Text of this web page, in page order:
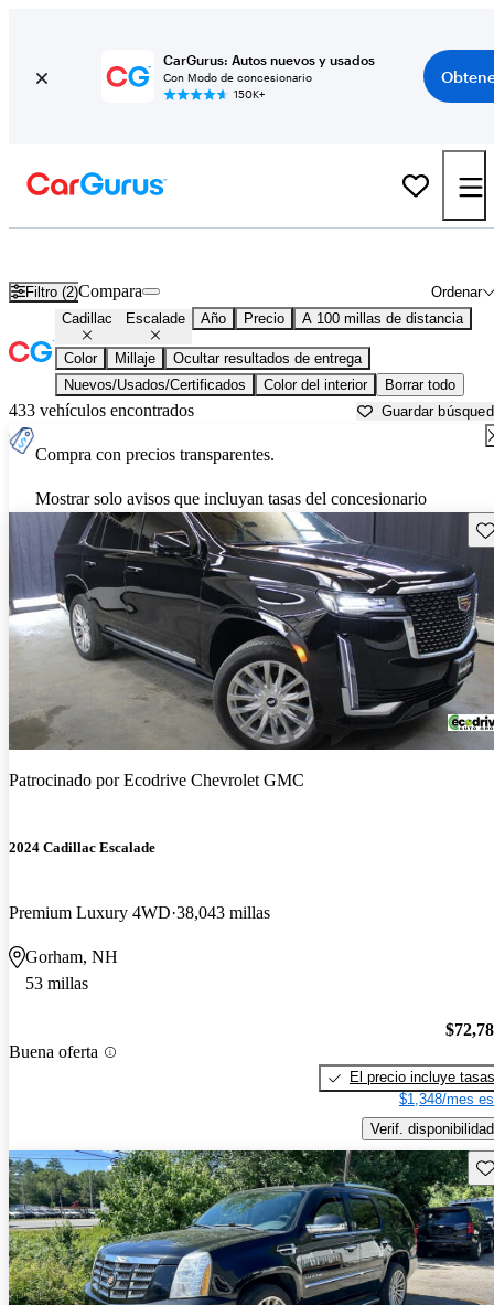
CarGurus: Autos nuevos y usados
Con Modo de concesionario
150K+
Filtro (2) Ordenar
Compara
Cadillac Escalade Año Precio A 100 millas de distancia
Color Millaje
Ocultar resultados de entrega
Nuevos/Usados/Certificados
Color del interior Borrar todo
433 vehículos encontrados Guardar
Compra con precios transparentes.
Mostrar solo avisos que incluyan tasas del concesionario
Patrocinado porEcodrive Chevrolet GMC
2024 Cadillac Escalade
Premium Luxury 4WD 38,043 millas
Gorham, NH
53 millas
Buena oferta
El precio incluye tasas
$1,348/mes
Verif. disponibilidad